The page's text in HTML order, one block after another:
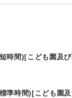
時間)[こども園及
準時間)[こども園